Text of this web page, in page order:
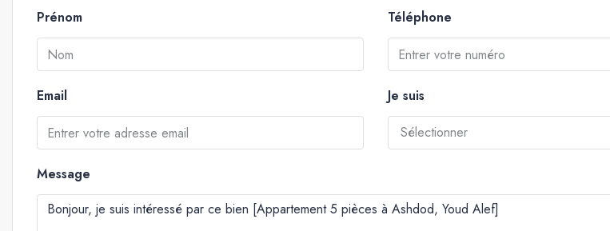
Prénom Téléphone
Email
Je suis
Sélectionner
Message